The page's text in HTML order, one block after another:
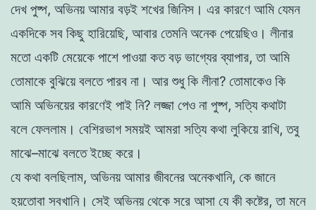
দেখ পুষ্প, অভিনয়আমার বড়ই শখের জিনিস । এর কারণে আমি যেমন
একদিকে সব কিছু হারিয়েছি, আবার তেমনিঅনেক পেয়েছিও । লীনার
মতাে একটি মেয়েকে পাশে পাওয়া কতবড়ভাগ্যেরব্যাপার,তা আমি
তােমাকে বুঝিয়েবলতেপারব না । আর শুধুকি লীনা? তােমাকেও কি
আমি অভিনয়ের কারণেই পাই নি? লজ্জা পেও না পুষ্প, সত্যিকথাটা
বলে ফেললাম । বেশিরভাগ সময়ই আমরা সত্যিকথা লুকিয়েরাখি,তবু
মাঝে–মাঝে বলতেইচ্ছেকরে ।
যেকথা বলছিলাম, অভিনয়আমার জীবনের অনেকখানি, কে জানে
হয়তােবা সবখানি। সেই অভিনয়থেকে সরে আসা যেকীকষ্টের,তা মনে